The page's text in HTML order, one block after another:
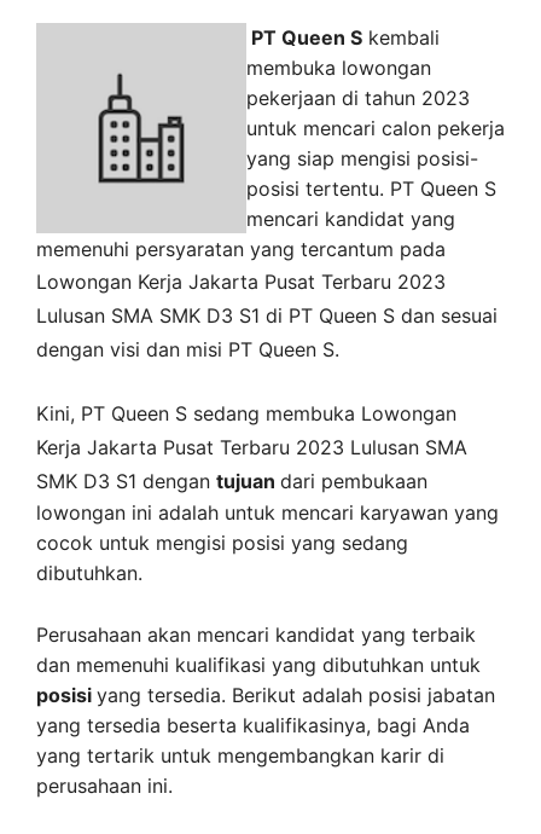
PT Queen S kembali
membuka lowongan
pekerjaan di tahun 2023
untuk mencari calon pekerja
yang siap mengisi posisi-
posisi tertentu. PT Queen S
mencari kandidat yang
memenuhi persyaratan yang tercantum pada
Lowongan Kerja Jakarta Pusat Terbaru 2023
Lulusan SMA SMK D3 S1 di PT Queen S dan sesuai
dengan visi dan misi PT Queen S.
Kini, PT Queen S sedang membuka Lowongan
Kerja Jakarta Pusat Terbaru 2023 Lulusan SMA
SMK D3 S1 dengan tujuan dari pembukaan
lowongan ini adalah untuk mencari karyawan yang
cocok untuk mengisi posisi yang sedang
dibutuhkan.
Perusahaan akan mencari kandidat yang terbaik
dan memenuhi kualifikasi yang dibutuhkan untuk
posisi yang tersedia. Berikut adalah posisi jabatan
yang tersedia beserta kualifikasinya, bagi Anda
yang tertarik untuk mengembangkan karir di
perusahaan ini.